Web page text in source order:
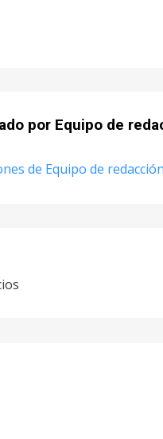
por Equipo de
de Equipo de redacción